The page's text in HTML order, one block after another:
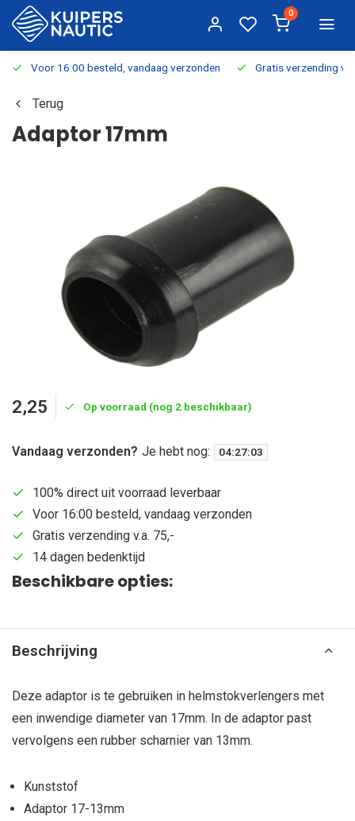
0
Voor 16:00 besteld, vandaag verzonden Gratis verzending
Terug
Adaptor 17mm
2,25 Op voorraad (nog 2 beschikbaar)
Vandaag verzonden? Je hebt nog: 04:27:02
100% direct uit voorraad leverbaar
Voor 16:00 besteld, vandaag verzonden
Gratis verzending v.a. 75,-
14 dagen bedenktijd
Beschikbare opties:
Beschrijving
Deze adaptor is te gebruiken in helmstokverlengers met
een inwendige diameter van 17mm. In de adaptor past
vervolgens een rubber scharnier van 13mm.
Kunststof
Adaptor 17-13mm